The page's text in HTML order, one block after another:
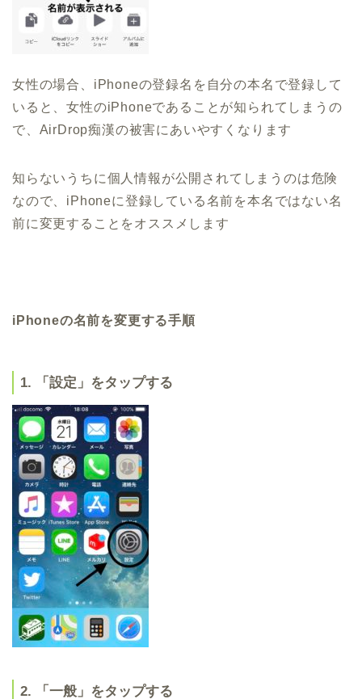
女性の場合、iPhoneの登録名を自分の本名で登録して
いると、女性のiPhoneであることが知られてしまうの
で、AirDrop痴漢の被害にあいやすくなります
知らないうちに個人情報が公開されてしまうのは危険
なので、iPhoneに登録している名前を本名ではない名
前に変更することをオススメします
iPhoneの名前を変更する手順
1. 「設定」をタップする
2. 「一般」をタップする